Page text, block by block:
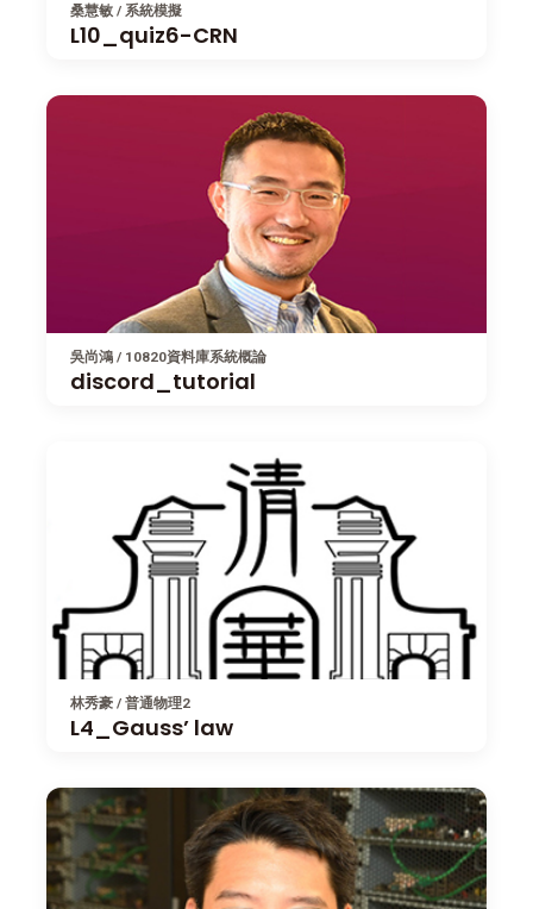
桑慧敏 / 系統模擬
L10_quiz6-CRN
吳尚鴻 / 10820資料庫系統概論
discord_tutorial
林秀豪 / 普通物理2
L4_Gauss’ law